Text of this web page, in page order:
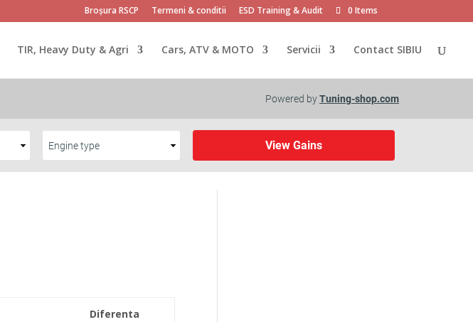
Broșura RSCP Termeni & conditii ESD Training & Audit 0 Items
TIR, Heavy Duty & Agri Cars, ATV & MOTO Servicii Contact SIBIU
Diferenta